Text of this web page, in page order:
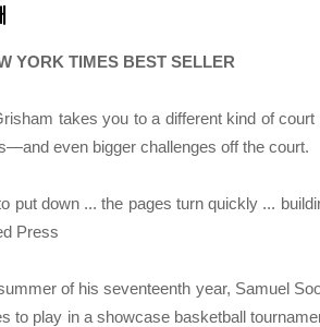
YORK TIMES BEST SELLER
takes you to a different kind of
even bigger challenges off the court.
put down ... the pages turn quickly ...
Press
of his seventeenth year, Sam­uel
to play in a showcase basket­ball